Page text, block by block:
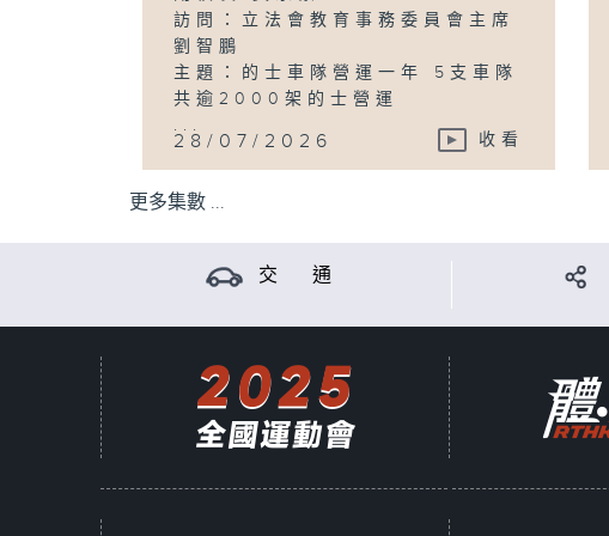
訪問：立法會教育事務委員會主席
劉智鵬
主題：的士車隊營運一年 5支車隊
共逾2000架的士營運
...
28/07/2026 收看
更多集數 ...
交 通